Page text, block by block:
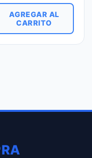
AGREGAR AL
CARRITO